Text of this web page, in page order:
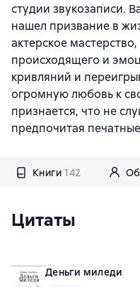
студии звукозаписи.
нашел призвание в
актерское
происходящего и
кривляний и
огромную любовь к
признается, что не
предпочитая
Книги 142
Цитаты
Деньги миледи